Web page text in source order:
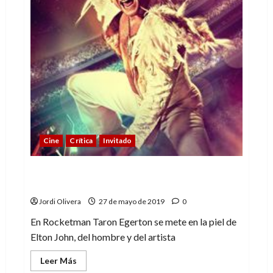
Cine Crítica Invitado
Jordi Olivera 27 de mayo de 2019 0
En Rocketman Taron Egerton se mete en la piel de
Elton John, del hombre y del artista
Leer Más
más